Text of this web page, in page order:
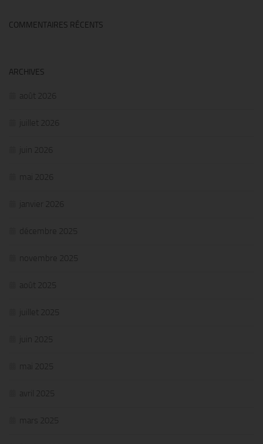
COMMENTAIRES RÉCENTS
ARCHIVES
août 2026
juillet 2026
juin 2026
mai 2026
janvier 2026
décembre 2025
novembre 2025
août 2025
juillet 2025
juin 2025
mai 2025
avril 2025
mars 2025